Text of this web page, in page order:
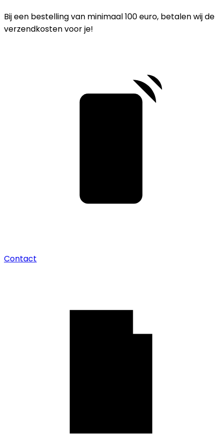
Bij een bestelling van minimaal 100 euro, betalen wij de
verzendkosten voor je!
Contact